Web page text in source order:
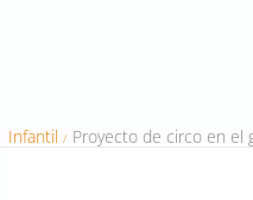
Infantil Proyecto de circo en el